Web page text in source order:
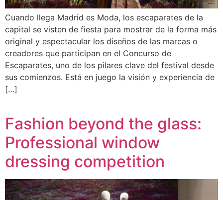
Cuando llega Madrid es Moda, los escaparates de la
capital se visten de fiesta para mostrar de la forma más
original y espectacular los diseños de las marcas o
creadores que participan en el Concurso de
Escaparates, uno de los pilares clave del festival desde
sus comienzos. Está en juego la visión y experiencia de
[…]
Fashion beyond the glass:
Professional window
dressing competition